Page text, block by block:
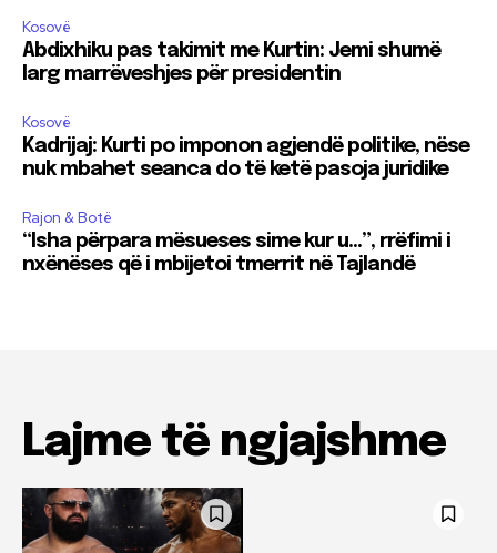
Kosovë
Abdixhiku pas takimit me Kurtin: Jemi shumë
larg marrëveshjes për presidentin
Kosovë
Kadrijaj: Kurti po imponon agjendë politike, nëse
nuk mbahet seanca do të ketë pasoja juridike
Rajon & Botë
“Isha përpara mësueses sime kur u…”, rrëfimi i
nxënëses që i mbijetoi tmerrit në Tajlandë
Lajme të ngjajshme